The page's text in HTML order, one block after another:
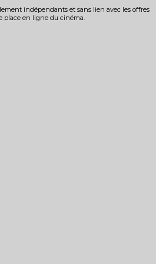
indépendants et sans lien avec les offres
place en ligne du cinéma.